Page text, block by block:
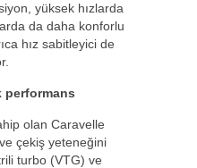
yüksek hızlarda
da daha konforlu
hız sabitleyici de
performans
olan Caravelle
çekiş yeteneğini
turbo (VTG) ve